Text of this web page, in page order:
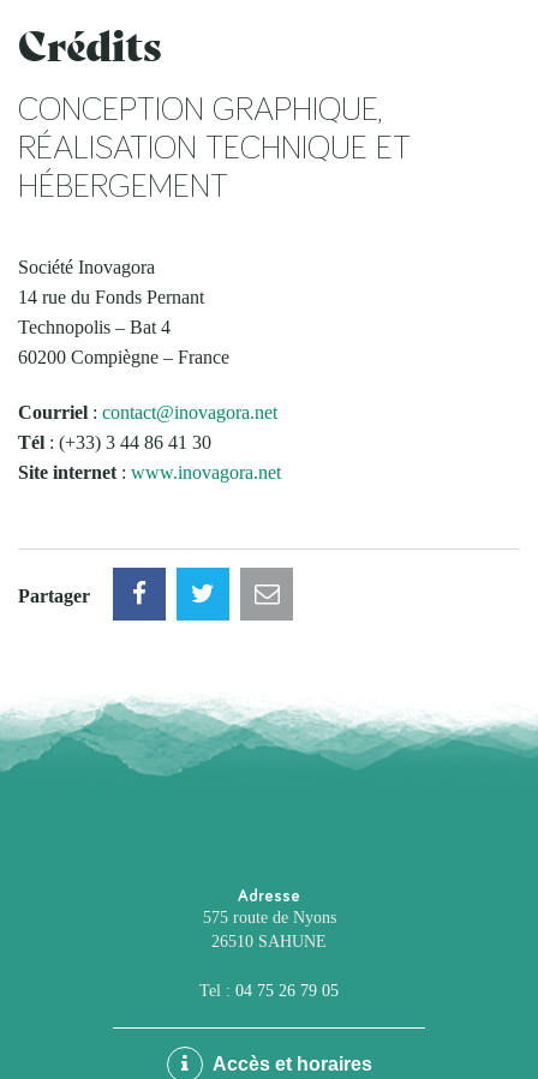
Crédits
CONCEPTION GRAPHIQUE,
RÉALISATION TECHNIQUE ET
HÉBERGEMENT
Société Inovagora
14 rue du Fonds Pernant
Technopolis – Bat 4
60200 Compiègne – France
Courriel : contact@inovagora.net
Tél : (+33) 3 44 86 41 30
Site internet : www.inovagora.net
Partager
Adresse
575 route de Nyons
26510 SAHUNE
Tel : 04 75 26 79 05
Accès et horaires